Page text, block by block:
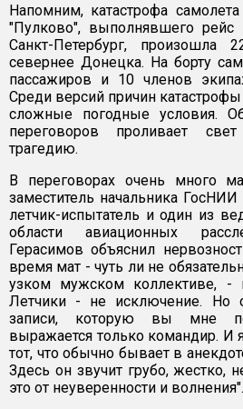
Напомним, катастрофа
"Пулково", выполнявшего
Санкт-Петербург,
севернее Донецка. На борту
пассажиров и 10 членов
Среди версий причин
сложные погодные условия.
переговоров проливает
трагедию.
В переговорах очень много
заместитель начальника
летчик-испытатель и один из
области авиационных
Герасимов объяснил
время мат - чуть ли не
узком мужском коллективе, -
Летчики - не исключение. Но
записи, которую вы мне
выражается только командир. И
тот, что обычно бывает в
Здесь он звучит грубо, жестко,
это от неуверенности и волнения".